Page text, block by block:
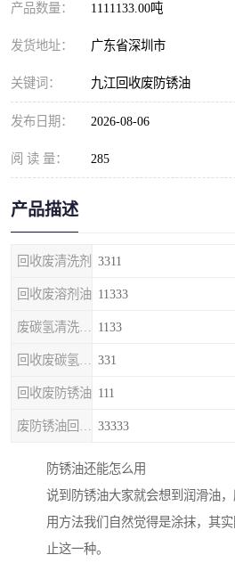
产品数量： 1111133.00吨
发货地址： 广东省深圳市
关键词： 九江回收废防锈油
发布日期： 2026-08-06
阅 读 量： 285
产品描述
回收废清洗剂 3311
回收废溶剂油 11333
1133
331
回收废防锈油 111
33333
防锈油还能怎么用
说到防锈油大家就会想到润滑油
用方法我们自然觉得是涂抹，其
止这一种。